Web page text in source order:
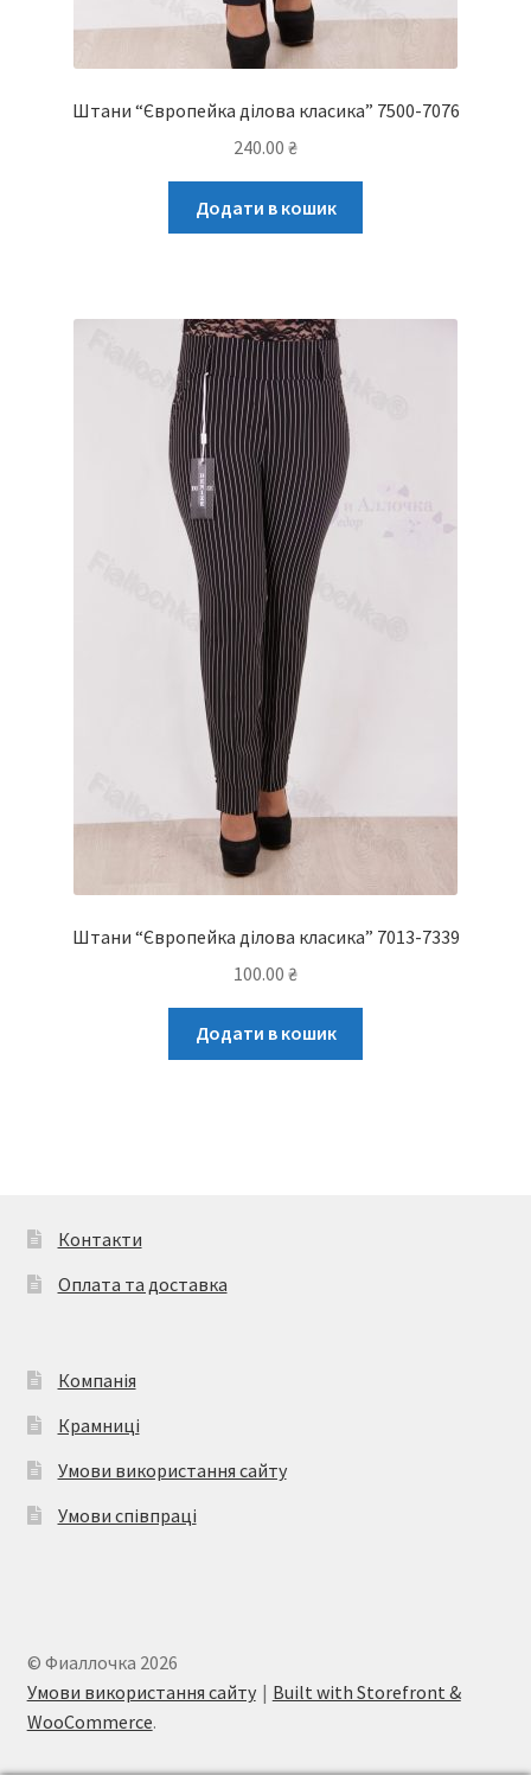
Штани “Європейка ділова класика” 7500-7076
240.00 ₴
Додати в кошик
Штани “Європейка ділова класика” 7013-7339
100.00 ₴
Додати в кошик
Контакти
Оплата та доставка
Компанія
Крамниці
Умови використання сайту
Умови співпраці
© Фиаллочка 2026
Умови використання сайту
Built with Storefront &
WooCommerce.